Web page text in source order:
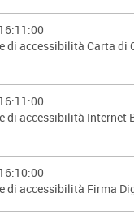
di accessibilità Carta di
di accessibilità Internet
di accessibilità Firma